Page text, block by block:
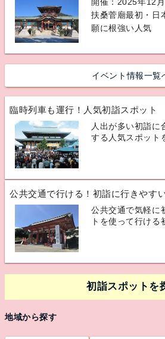
開催：2025年12
扶桑菅廟最初・日
願に根強い人気
イベント情報一覧
臨時列車も運行！人気初詣スポット
人出が多い初詣に
する人気スポット
公共交通で行ける！初詣に行きやす
公共交通で気軽に
トを使って行ける
初詣スポットを
地域から探す